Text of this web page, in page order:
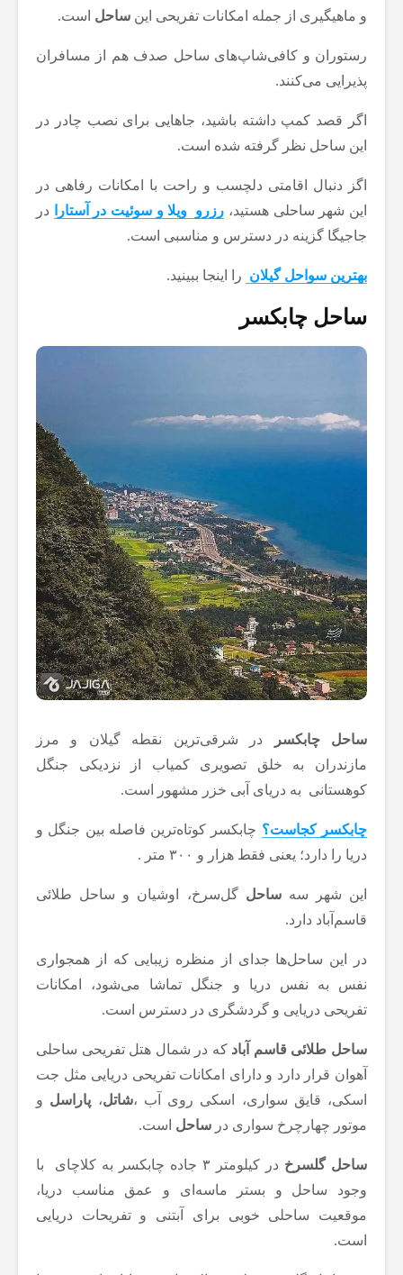
و ماهیگیری از جمله امکانات تفریحی این ساحل است.
رستوران و کافی‌شاپ‌های ساحل صدف هم از مسافران
پذیرایی می‌کنند.
اگر قصد کمپ داشته باشید، جاهایی برای نصب چادر در
این ساحل نظر گرفته شده است.
اگز دنبال اقامتی دلچسب و راحت با امکانات رفاهی در
این شهر ساحلی هستید، رزرو ویلا و سوئیت در آستارا
در
جاجیگا گزینه در دسترس و مناسبی است.
بهترین سواحل گیلان را اینجا ببینید.
ساحل چابکسر
ساحل چابکسر
در شرقی‌ترین نقطه گیلان و مرز
مازندران به خلق تصویری کمیاب از نزدیکی جنگل
کوهستانی به دریای آبی خزر مشهور است.
چابکسر کجاست؟ چابکسر کوتاه‌ترین فاصله بین جنگل و
دریا را دارد؛ یعنی فقط هزار و ۳۰۰ متر .
این شهر سهساحل گل‌سرخ، اوشیان و ساحل طلائی
قاسم‌آباد دارد.
در این ساحل‌ها جدای از منظره زیبایی که از همجواری
نفس به نفس دریا و جنگل تماشا می‌شود، امکانات
تفریحی دریایی و گردشگری در دسترس است.
ساحل طلائی قاسم آباد که در شمال هتل تفریحی ساحلی
آهوان قرار دارد و دارای امکانات تفریحی دریایی مثل جت
اسکی، قایق سواری، اسکی روی آب ،شاتل، پاراسل و
موتور چهارچرخ سواری در ساحل است.
ساحل گلسرخ
در کیلومتر ۳ جاده چابکسر به کلاچای با
وجود ساحل و بستر ماسه‌ای و عمق مناسب دریا،
موقعیت ساحلی خوبی برای آبتنی و تفریحات دریایی
است.